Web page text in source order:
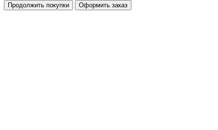
Продолжить покупки Оформить заказ